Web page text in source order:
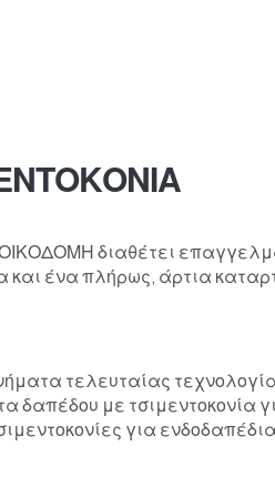
διαθέτει
και ένα πλήρως, άρτια
τελευταίας
δαπέδου με τσιμεντοκονία
για